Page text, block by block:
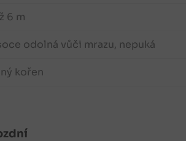
6 m
odolná vůči mrazu, nepuká
kořen